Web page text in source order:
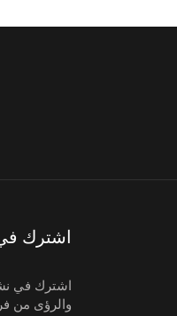
اشترك في
اشترك في
والرؤى من